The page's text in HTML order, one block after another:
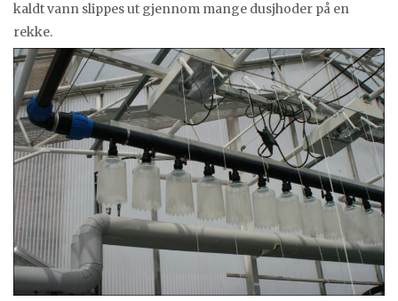
kaldt vann slippes ut gjennom mange dusjhoder på en
rekke.